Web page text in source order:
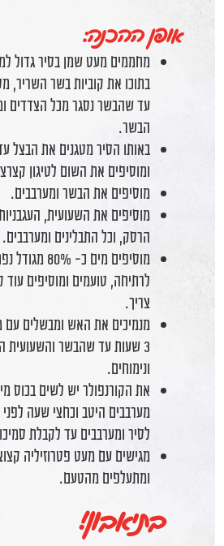
אופן ההכנה:
מחממים מעט שמן בסיר גדול
בתוכו את קוביות בשר השריר,
עד שהבשר נסגר מכל הצדדים
הבשר.
באותו הסיר מטגנים את הבצל
ומוסיפים את השום לטיגון
מוסיפים את הבשר ומערבבים.
מוסיפים את השעועית,
הרסק, וכל התבלינים ומערבבים.
מוסיפים מים כ-
לרתיחה, טועמים ומוסיפים
צריך.
מנמיכים את האש ומבשלים
3 שעות עד שהבשר והשעועית
ונימוחים.
את הקורנפולר יש לשים בכוס
מערבבים היטב וכחצי שעה
לסיר ומערבבים עד לקבלת
מגישים עם מעט פטרוזיליה
ומתעלפים מהטעם.
בתיאבון!